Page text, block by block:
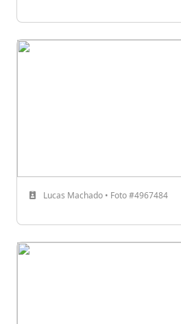
Lucas Machado • Foto #4967484